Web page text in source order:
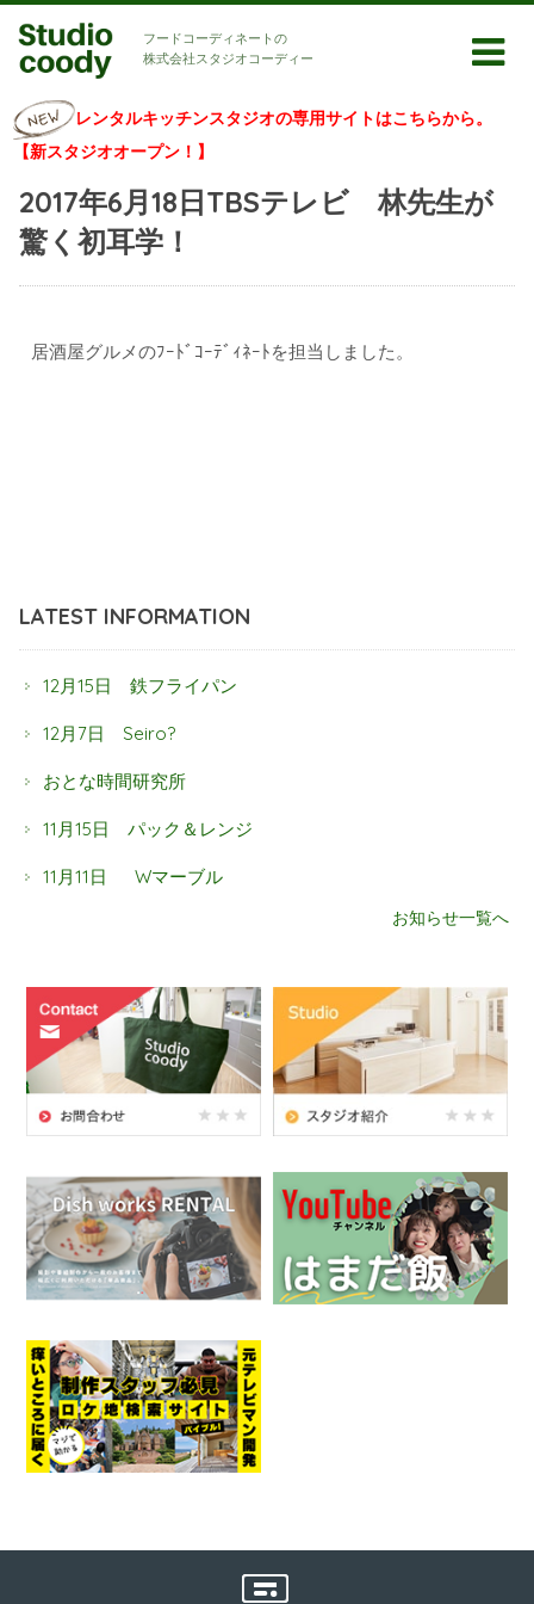
フードコーディネートの
株式会社スタジオコーディー
レンタルキッチンスタジオの専用サイトはこちらから。
【新スタジオオープン！】
2017年6月18日TBSテレビ 林先生が
驚く初耳学！
居酒屋グルメのﾌｰﾄﾞｺｰﾃﾞｨﾈｰﾄを担当しました。
LATEST INFORMATION
12月15日 鉄フライパン
12月7日 Seiro?
おとな時間研究所
11月15日 パック＆レンジ
11月11日 Wマーブル
お知らせ一覧へ